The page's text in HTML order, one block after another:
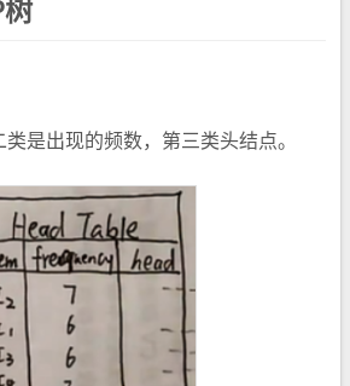
树
是出现的频数，第三类头结点。